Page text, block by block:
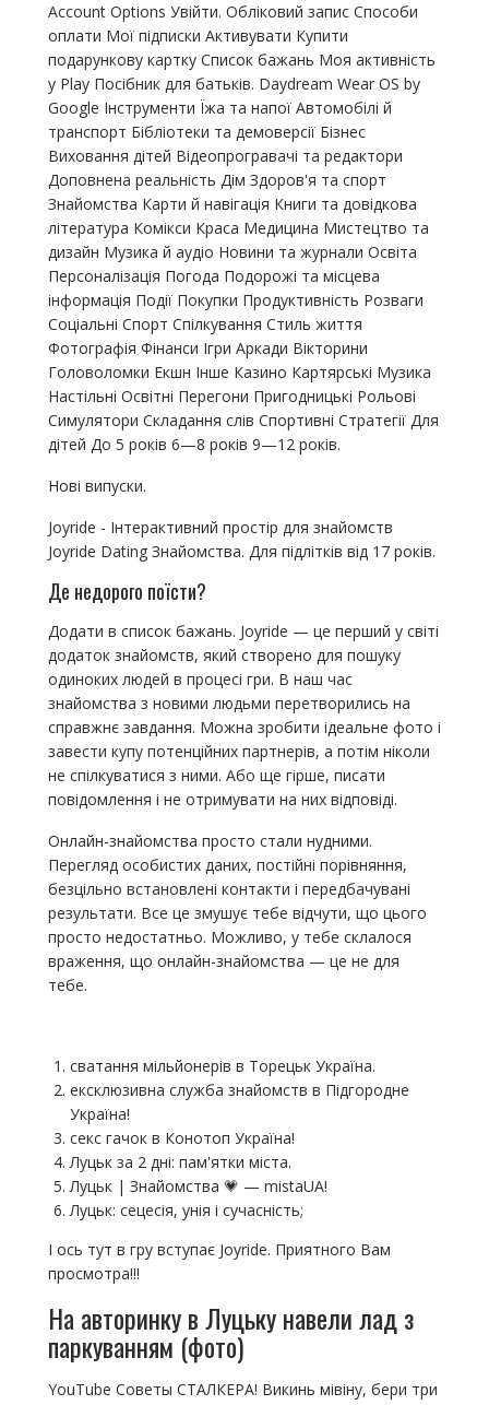
Account Options Увійти. Обліковий запис Способи
оплати Мої підписки Активувати Купити
подарункову картку Список бажань Моя активність
у Play Посібник для батьків. Daydream Wear OS by
Google Інструменти Їжа та напої Автомобілі й
транспорт Бібліотеки та демоверсії Бізнес
Виховання дітей Відеопрогравачі та редактори
Доповнена реальність Дім Здоров'я та спорт
Знайомства Карти й навігація Книги та довідкова
література Комікси Краса Медицина Мистецтво та
дизайн Музика й аудіо Новини та журнали Освіта
Персоналізація Погода Подорожі та місцева
інформація Події Покупки Продуктивність Розваги
Соціальні Спорт Спілкування Стиль життя
Фотографія Фінанси Ігри Аркади Вікторини
Головоломки Екшн Інше Казино Картярські Музика
Настільні Освітні Перегони Пригодницькі Рольові
Симулятори Складання слів Спортивні Стратегії Для
дітей До 5 років 6—8 років 9—12 років.
Нові випуски.
Joyride - Інтерактивний простір для знайомств
Joyride Dating Знайомства. Для підлітків від 17 років.
Де недорого поїсти?
Додати в список бажань. Joyride — це перший у світі
додаток знайомств, який створено для пошуку
одиноких людей в процесі гри. В наш час
знайомства з новими людьми перетворились на
справжнє завдання. Можна зробити ідеальне фото і
завести купу потенційних партнерів, а потім ніколи
не спілкуватися з ними. Або ще гірше, писати
повідомлення і не отримувати на них відповіді.
Онлайн-знайомства просто стали нудними.
Перегляд особистих даних, постійні порівняння,
безцільно встановлені контакти і передбачувані
результати. Все це змушує тебе відчути, що цього
просто недостатньо. Можливо, у тебе склалося
враження, що онлайн-знайомства — це не для
тебе.
сватання мільйонерів в Торецьк Україна.
ексклюзивна служба знайомств в Підгородне
Україна!
секс гачок в Конотоп Україна!
Луцьк за 2 дні: пам'ятки міста.
Луцьк | Знайомства 💗 — mistaUA!
Луцьк: сецесія, унія і сучасність;
І ось тут в гру вступає Joyride. Приятного Вам
просмотра!!!
На авторинку в Луцьку навели лад з
паркуванням (фото)
YouTube Советы СТАЛКЕРА! Викинь мівіну, бери три